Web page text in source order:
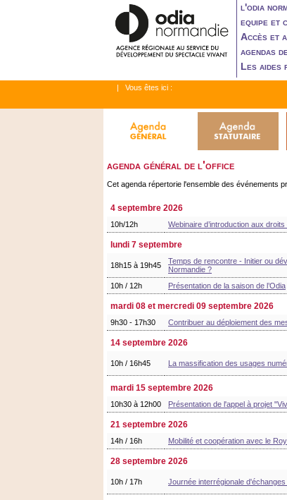
l'odia
equipe et
Accès et
agendas
Les aides
| Vous êtes ici :
agenda général de l'office
Cet agenda répertorie l'ensemble des événements
4 septembre 2026
10h/12h Webinaire d’introduction aux droits
lundi 7 septembre
18h15 à 19h45
Temps de rencontre - Initier ou
Normandie ?
10h / 12h Présentation de la saison de l’Odia
mardi 08 et mercredi 09 septembre 2026
9h30 - 17h30 Contribuer au déploiement des
14 septembre 2026
10h / 16h45 La massification des usages
mardi 15 septembre 2026
10h30 à 12h00 Présentation de l'appel à projet
21 septembre 2026
14h / 16h Mobilité et coopération avec le
28 septembre 2026
10h / 17h Journée interrégionale